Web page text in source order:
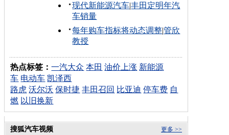
现代新能源汽车|丰田定明年汽
车销量
每年购车指标将动态调整|管欣
教授
热点标签：一汽大众 本田 油价上涨 新能源
车 电动车 凯泽西
路虎 沃尔沃 保时捷 丰田召回 比亚迪 停车费 自
燃 以旧换新
更多 >>
搜狐汽车视频